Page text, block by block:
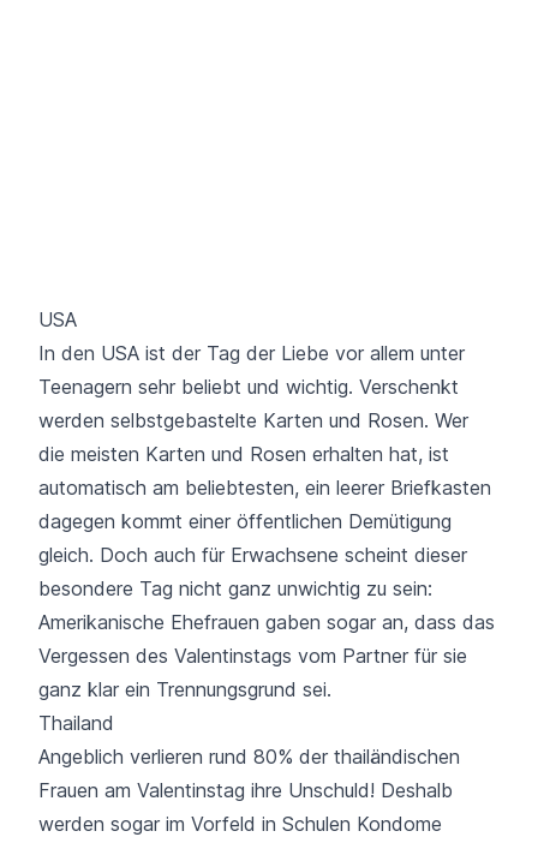
USA
In den USA ist der Tag der Liebe vor allem unter
Teenagern sehr beliebt und wichtig. Verschenkt
werden selbstgebastelte Karten und Rosen. Wer
die meisten Karten und Rosen erhalten hat, ist
automatisch am beliebtesten, ein leerer Briefkasten
dagegen kommt einer öffentlichen Demütigung
gleich. Doch auch für Erwachsene scheint dieser
besondere Tag nicht ganz unwichtig zu sein:
Amerikanische Ehefrauen gaben sogar an, dass das
Vergessen des Valentinstags vom Partner für sie
ganz klar ein Trennungsgrund sei.
Thailand
Angeblich verlieren rund 80% der thailändischen
Frauen am Valentinstag ihre Unschuld! Deshalb
werden sogar im Vorfeld in Schulen Kondome